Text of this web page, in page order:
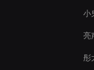
小
亮
彤